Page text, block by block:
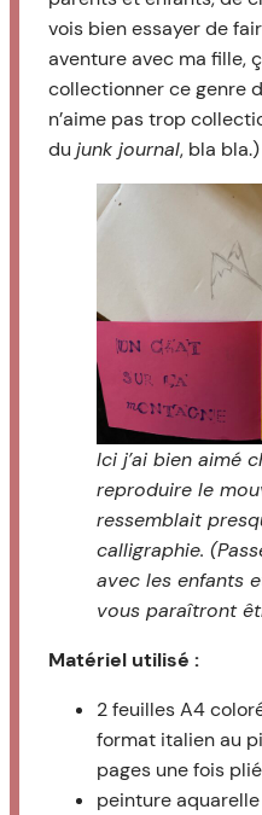
vois bien essayer de
aventure avec ma fille,
collectionner ce genre
n’aime pas trop
du junk journal, bla bla.)
Ici j’ai bien aimé
reproduire le
ressemblait
calligraphie.
avec les enfants
vous paraîtront
Matériel utilisé :
2 feuilles A4
format italien au
pages une fois
peinture